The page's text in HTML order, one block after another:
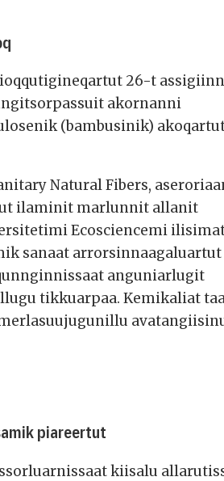
26-t
akornanni
(bambusinik)
Natural Fibers,
ilaminit marlunnit allanit
Ecosciencemi
sanaat arrorsinnaagaluartut
anguniarlugit
tikkuarpaa. Kemikaliat
piareertut
kiisalu